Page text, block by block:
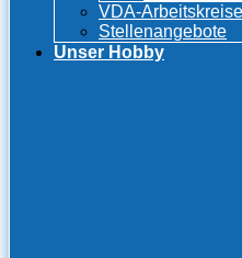
VDA-
Stellenangebote
Unser Hobby